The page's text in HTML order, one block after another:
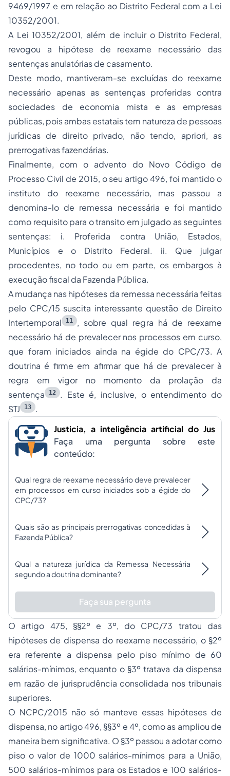
9469/1997 e em relação ao Distrito Federal com a Lei
10352/2001.
A Lei 10352/2001, além de incluir o Distrito Federal,
revogou a hipótese de reexame necessário das
sentenças anulatórias de casamento.
Deste modo, mantiveram-se excluídas do reexame
necessário apenas as sentenças proferidas contra
sociedades de economia mista e as empresas
públicas, pois ambas estatais tem natureza de pessoas
jurídicas de direito privado, não tendo, apriori, as
prerrogativas fazendárias.
Finalmente, com o advento do Novo Código de
Processo Civil de 2015, o seu artigo 496, foi mantido o
instituto do reexame necessário, mas passou a
denomina-lo de remessa necessária e foi mantido
como requisito para o transito em julgado as seguintes
sentenças: i. Proferida contra União, Estados,
Municípios e o Distrito Federal. ii. Que julgar
procedentes, no todo ou em parte, os embargos à
execução fiscal da Fazenda Pública.
A mudança nas hipóteses da remessa necessária feitas
pelo CPC/15 suscita interessante questão de Direito
Intertemporal
11
, sobre qual regra há de reexame
necessário há de prevalecer nos processos em curso,
que foram iniciados ainda na égide do CPC/73. A
doutrina é firme em afirmar que há de prevalecer à
regra em vigor no momento da prolação da
sentença
12
. Este é, inclusive, o entendimento do
STJ
13
.
Justicia, a inteligência artificial do Jus
Faça uma pergunta sobre este
conteúdo:
Qual regra de reexame necessário deve prevalecer
em processos em curso iniciados sob a égide do
CPC/73?
Quais são as principais prerrogativas concedidas à
Fazenda Pública?
Qual a natureza jurídica da Remessa Necessária
segundo a doutrina dominante?
Faça sua pergunta
O artigo 475, §§2º e 3º, do CPC/73 tratou das
hipóteses de dispensa do reexame necessário, o §2º
era referente a dispensa pelo piso mínimo de 60
salários-mínimos, enquanto o §3º tratava da dispensa
em razão de jurisprudência consolidada nos tribunais
superiores.
O NCPC/2015 não só manteve essas hipóteses de
dispensa, no artigo 496, §§3º e 4º, como as ampliou de
maneira bem significativa. O §3º passou a adotar como
piso o valor de 1000 salários-mínimos para a União,
500 salários-mínimos para os Estados e 100 salários-